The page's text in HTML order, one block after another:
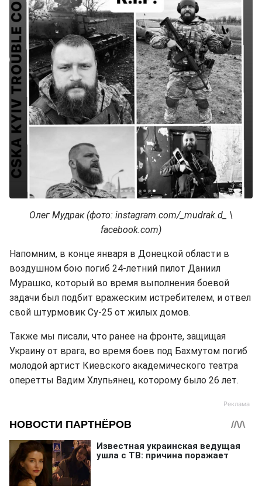
Олег Мудрак (фото: instagram.com/_mudrak.d_ \
facebook.com)
Напомним, в конце января в Донецкой области в
воздушном бою погиб 24-летний пилот Даниил
Мурашко, который во время выполнения боевой
задачи был подбит вражеским истребителем, и отвел
свой штурмовик Су-25 от жилых домов.
Также мы писали, что ранее на фронте, защищая
Украину от врага, во время боев под Бахмутом погиб
молодой артист Киевского академического театра
оперетты Вадим Хлупьянец, которому было 26 лет.